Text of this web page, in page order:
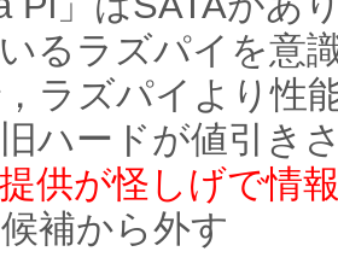
るラズパイを意
ラズパイより性
旧ハードが値引き
供が怪しげで情
補から外す